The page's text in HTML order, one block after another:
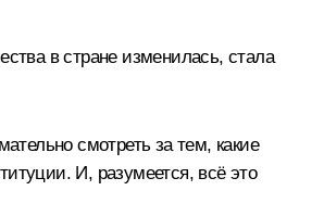
в стране изменилась, стала
смотреть за тем, какие
И, разумеется, всё это